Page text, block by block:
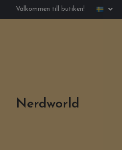
Välkommen till butiken!
Nerdworld